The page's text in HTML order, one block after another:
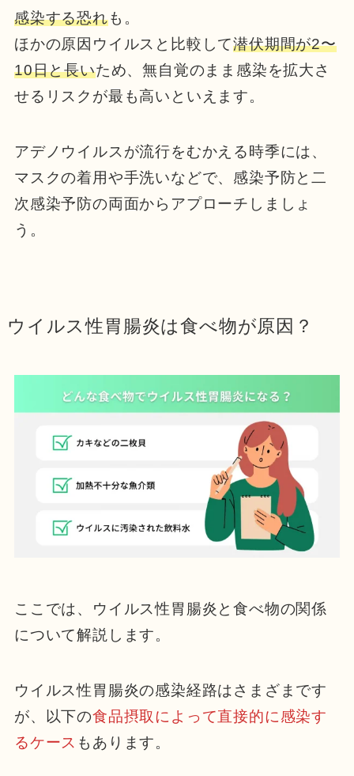
感染する恐れも。
ほかの原因ウイルスと比較して潜伏期間が2〜
10日と長いため、無自覚のまま感染を拡大さ
せるリスクが最も高いといえます。
アデノウイルスが流行をむかえる時季には、
マスクの着用や手洗いなどで、感染予防と二
次感染予防の両面からアプローチしましょ
う。
ウイルス性胃腸炎は食べ物が原因？
ここでは、ウイルス性胃腸炎と食べ物の関係
について解説します。
ウイルス性胃腸炎の感染経路はさまざまです
が、以下の食品摂取によって直接的に感染す
るケース もあります。